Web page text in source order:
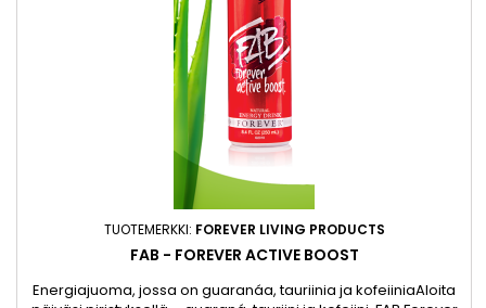
TUOTEMERKKI: FOREVER LIVING PRODUCTS
FAB - FOREVER ACTIVE BOOST
Energiajuoma, jossa on guaranáa, tauriinia ja kofeiiniaAloita